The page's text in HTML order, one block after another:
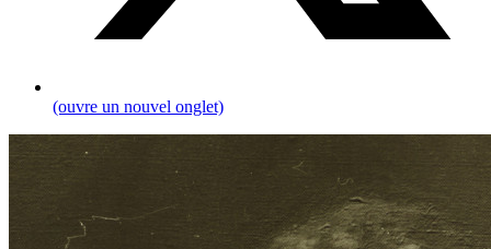
(ouvre un nouvel onglet)